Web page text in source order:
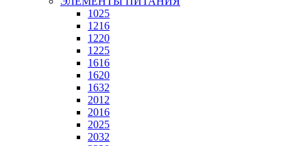
1025
1216
1220
1225
1616
1620
1632
2012
2016
2025
2032